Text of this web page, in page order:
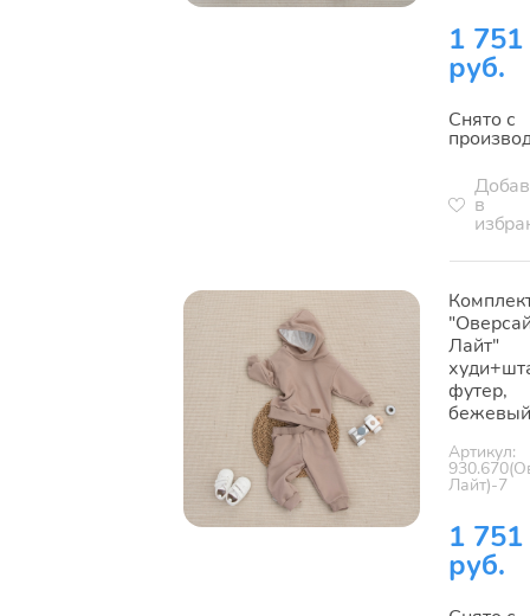
1 751
руб.
Снято с
в
Лайт"
футер,
бежевый
Артикул:
Лайт)-7
1 751
руб.